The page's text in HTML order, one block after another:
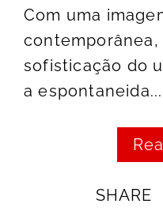
Com uma
contemporânea,
sofisticação do
a espontaneida...
SHARE